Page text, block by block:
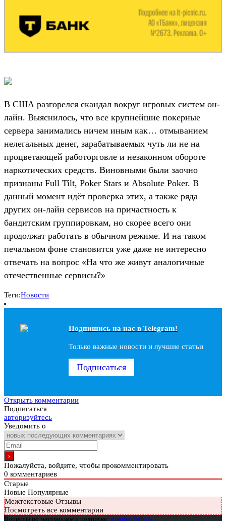
В США разгорелся скандал вокруг игровых систем он-
лайн. Выяснилось, что все крупнейшие покерные
сервера занимались ничем иным как… отмыванием
нелегальных денег, зарабатываемых чуть ли не на
процветающей работорговле и незаконном обороте
наркотических средств. Виновными были заочно
признаны Full Tilt, Poker Stars и Absolute Poker. В
данный момент идёт проверка этих, а также ряда
других он-лайн сервисов на причастность к
бандитским группировкам, но скорее всего они
продолжат работать в обычном режиме. И на таком
печальном фоне становится уже даже не интересно
отвечать на вопрос «На что же живут аналогичные
отечественные сервисы?»
Теги:Новости
Подпишись на наc в Telegram!
Только важные новости и лучшие статьи
Подписаться
Открыть комментарии
Подписаться
авторизуйтесь
Уведомить о
Пожалуйста, войдите, чтобы прокомментировать
0 комментариев
Старые
Новые Популярные
Межтекстовые Отзывы
Посмотреть все комментарии
Вопросы по материалам и подписке: support@glc.ru